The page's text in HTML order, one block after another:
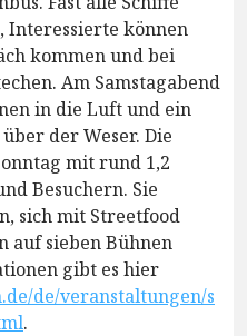
Interessierte können
kommen und bei
Am Samstagabend
in die Luft und ein
der Weser. Die
mit rund 1,2
Besuchern. Sie
sich mit Streetfood
auf sieben Bühnen
gibt es hier
de/veranstaltungen/s
.